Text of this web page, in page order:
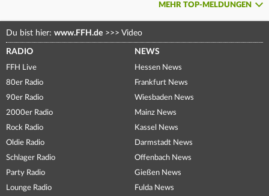
MEHR TOP-MELDUNGEN
Du bist hier: www.FFH.de >>> Video
RADIO
FFH Live
80er Radio
90er Radio
2000er Radio
Rock Radio
Oldie Radio
Schlager Radio
Party Radio
Lounge Radio
NEWS
Hessen News
Frankfurt News
Wiesbaden News
Mainz News
Kassel News
Darmstadt News
Offenbach News
Gießen News
Fulda News